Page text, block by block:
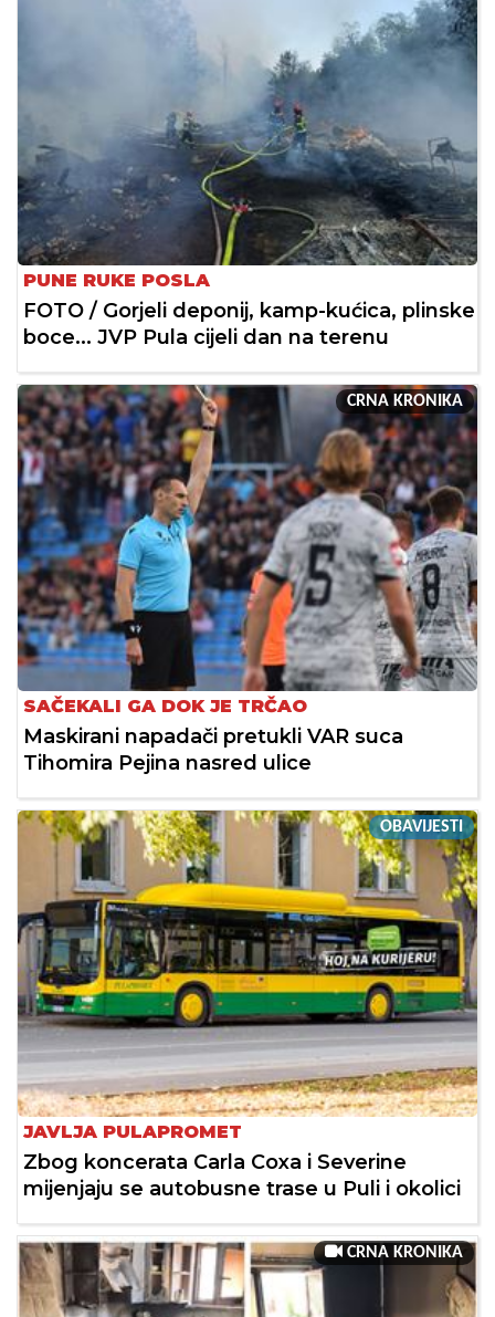
PUNE RUKE POSLA
FOTO / Gorjeli deponij, kamp-kućica, plinske
boce... JVP Pula cijeli dan na terenu
CRNA KRONIKA
SAČEKALI GA DOK JE TRČAO
Maskirani napadači pretukli VAR suca
Tihomira Pejina nasred ulice
OBAVIJESTI
JAVLJA PULAPROMET
Zbog koncerata Carla Coxa i Severine
mijenjaju se autobusne trase u Puli i okolici
CRNA KRONIKA